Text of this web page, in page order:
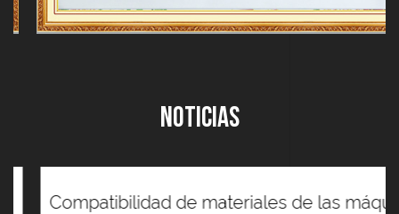
Noticias
Compatibilidad de materiales de las máquinas cortadoras de velcro